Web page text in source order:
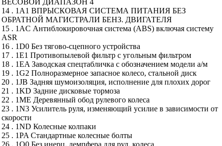
ВЕСОВОЙ ДИАПАЗОН 4
14 . 1A1 ВПРЫСКОВАЯ СИСТЕМА ПИТАНИЯ БЕЗ
ОБРАТНОЙ МАГИСТРАЛИ БЕНЗ. ДВИГАТЕЛЯ
15 . 1AC Антиблокировочная система (ABS) включая систему
ASR
16 . 1D0 Без тягово-сцепного устройства
17 . 1E1 Противопылевой фильтр с угольным фильтром
18 . 1EA Заводская спецтабличка с обозначением модели а/м
19 . 1G2 Полноразмерное запасное колесо, стальной диск
20 . 1JB Задняя шумоизоляция, исполнение для плохих дорог
21 . 1KD Задние дисковые тормоза
22 . 1ME Деревянный обод рулевого колеса
23 . 1N3 Усилитель руля, изменяющий усилие в зависимости от
скорости
24 . 1ND Колесные колпаки
25 . 1PA Стандартные колесные болты
26 . 1Q0 Без инерц. демпфера для рул. колеса